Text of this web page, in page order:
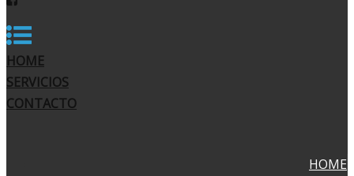
HOME
SERVICIOS
CONTACTO
HOME